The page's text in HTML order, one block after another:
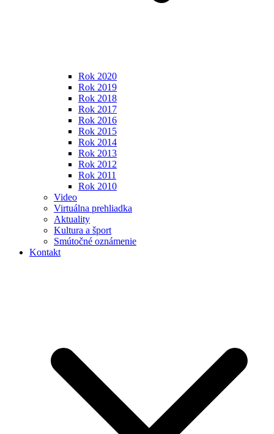
Rok 2020
Rok 2019
Rok 2018
Rok 2017
Rok 2016
Rok 2015
Rok 2014
Rok 2013
Rok 2012
Rok 2011
Rok 2010
Video
Virtuálna prehliadka
Aktuality
Kultura a šport
Smútočné oznámenie
Kontakt